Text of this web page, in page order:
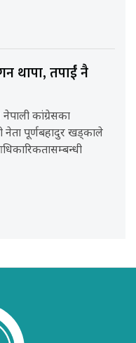
थापा, तपाईं नै
नेपाली कांग्रेसका
नेता पूर्णबहादुर खड्काले